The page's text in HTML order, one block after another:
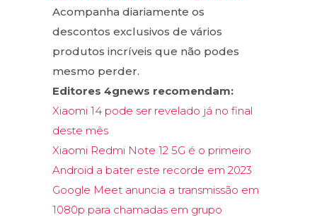
Acompanha diariamente os
descontos exclusivos de vários
produtos incríveis que não podes
mesmo perder.
Editores 4gnews recomendam:
Xiaomi 14 pode ser revelado já no final
deste mês
Xiaomi Redmi Note 12 5G é o primeiro
Android a bater este recorde em 2023
Google Meet anuncia a transmissão em
1080p para chamadas em grupo